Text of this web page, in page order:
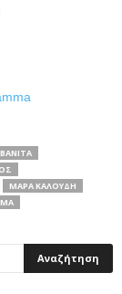
ΒΑΝΊΤΑ
ΜΆΡΑ ΚΑΛΟΎΔΗ